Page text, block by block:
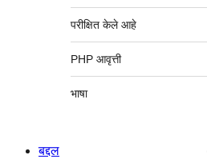
परीक्षित केले आहे
PHP आवृत्ती
भाषा
बद्दल